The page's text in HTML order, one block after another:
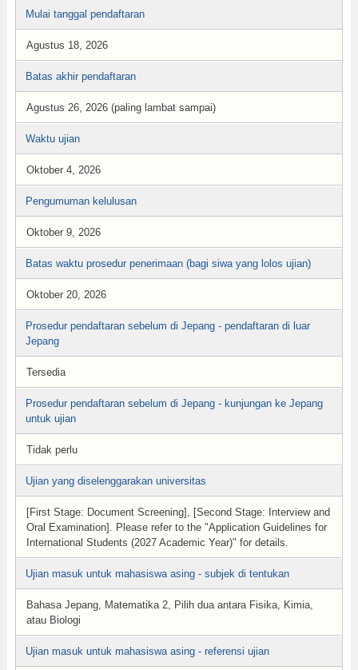
Mulai tanggal pendaftaran
Agustus 18, 2026
Batas akhir pendaftaran
Agustus 26, 2026 (paling lambat sampai)
Waktu ujian
Oktober 4, 2026
Pengumuman kelulusan
Oktober 9, 2026
Batas waktu prosedur penerimaan (bagi siwa yang lolos ujian)
Oktober 20, 2026
Prosedur pendaftaran sebelum di Jepang - pendaftaran di luar
Jepang
Tersedia
Prosedur pendaftaran sebelum di Jepang - kunjungan ke Jepang
untuk ujian
Tidak perlu
Ujian yang diselenggarakan universitas
[First Stage: Document Screening], [Second Stage: Interview and
Oral Examination]. Please refer to the "Application Guidelines for
International Students (2027 Academic Year)" for details.
Ujian masuk untuk mahasiswa asing - subjek di tentukan
Bahasa Jepang, Matematika 2, Pilih dua antara Fisika, Kimia,
atau Biologi
Ujian masuk untuk mahasiswa asing - referensi ujian